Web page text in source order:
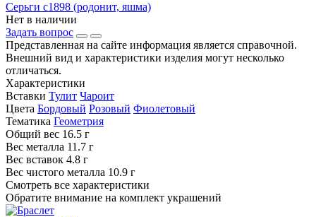
Серьги с1898 (родонит, яшма)
Нет в наличии
Задать вопрос
Представленная на сайте информация является справочной.
Внешний вид и характеристики изделия могут несколько
отличаться.
Характеристики
Вставки Тулит Чароит
Цвета Бордовый Розовый Фиолетовый
Тематика Геометрия
Общий вес 16.5 г
Вес металла 11.7 г
Вес вставок 4.8 г
Вес чистого металла 10.9 г
Смотреть все характеристики
Обратите внимание на комплект украшений